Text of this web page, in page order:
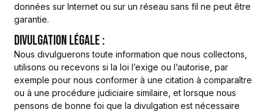
données sur Internet ou sur un réseau sans fil ne peut être
garantie.
DIVULGATION LÉGALE :
Nous divulguerons toute information que nous collectons,
utilisons ou recevons si la loi l’exige ou l’autorise, par
exemple pour nous conformer à une citation à comparaître
ou à une procédure judiciaire similaire, et lorsque nous
pensons de bonne foi que la divulgation est nécessaire